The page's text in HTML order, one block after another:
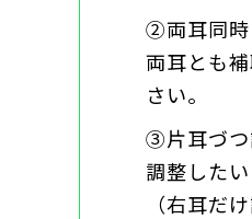
②両耳同時
両耳とも
さい。
③片耳づつ
調整した
（右耳だ